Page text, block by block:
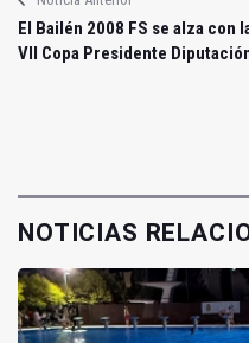
El Bailén 2008 FS se alza con
VII Copa Presidente
NOTICIAS